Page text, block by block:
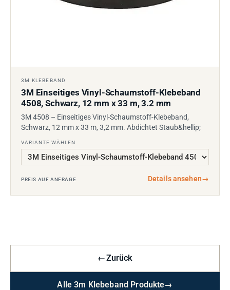
3M KLEBEBAND
3M Einseitiges Vinyl-Schaumstoff-Klebeband
4508, Schwarz, 12 mm x 33 m, 3.2 mm
3M 4508 – Einseitiges Vinyl-Schaumstoff-Klebeband,
Schwarz, 12 mm x 33 m, 3,2 mm. Abdichtet Staub&hellip;
VARIANTE WÄHLEN
PREIS AUF ANFRAGE Details ansehen→
←Zurück
Alle 3m Klebeband Produkte→